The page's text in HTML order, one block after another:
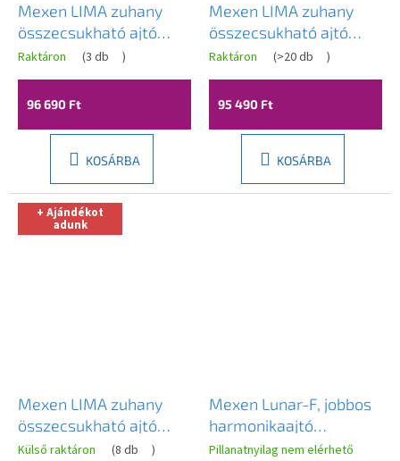
Mexen LIMA zuhany
összecsukható ajtó
zuhanykabinhoz 120
cm, 856-120-000-01-
00
Raktáron (3 db )
96 690 Ft
KOSÁRBA
Mexen LIMA zuhany
összecsukható ajtó
zuhanykabinhoz 115 cm,
856-115-000-01-00
Raktáron (>20 db )
95 490 Ft
KOSÁRBA
+ Ajándékot
adunk
Mexen LIMA zuhany
összecsukható ajtó
zuhanykabinhoz 105
Külső raktáron (8 db )
Mexen Lunar-F, jobbos
harmonikaajtó
zuhanykabinhoz 95 cm,
Pillanatnyilag nem elérhető